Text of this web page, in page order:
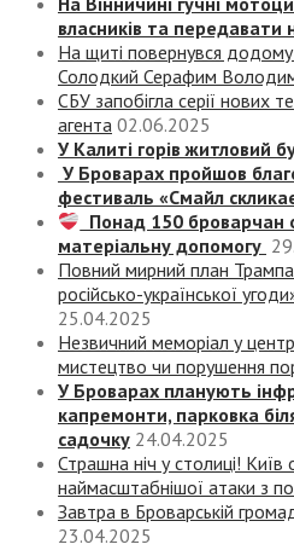
власників та передавати
На щиті повернувся
Солодкий Серафим
СБУ запобігла серії нових
агента 02.06.2025
У Калиті горів житловий
У Броварах пройшов
фестиваль «Смайл
Понад 150
матеріальну допомогу
Повний мирний план
російсько-української
25.04.2025
Незвичний меморіал у
мистецтво чи порушення
У Броварах планують
капремонти, парковка
садочку 24.04.2025
Страшна ніч у столиці! Київ
наймасштабнішої атаки з
Завтра в Броварській
23.04.2025